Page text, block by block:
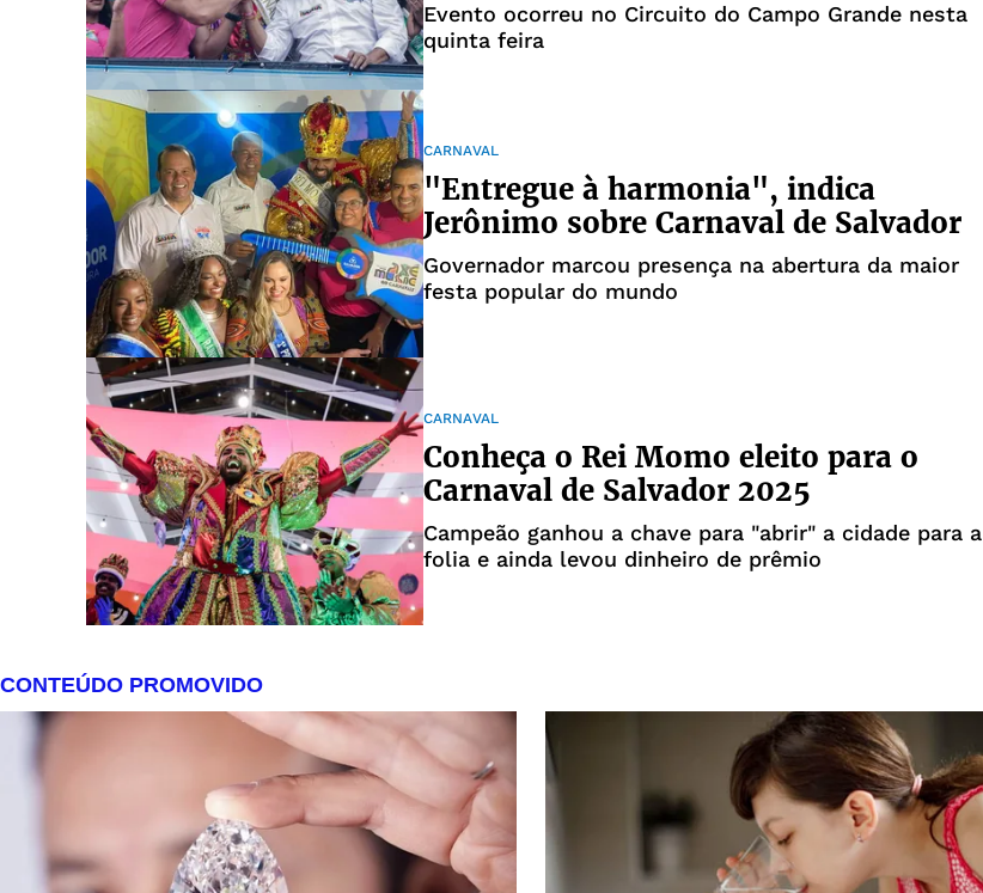
Evento ocorreu no Circuito do Campo Grande nesta
quinta feira
CARNAVAL
"Entregue à harmonia", indica
Jerônimo sobre Carnaval de Salvador
Governador marcou presença na abertura da maior
festa popular do mundo
CARNAVAL
Conheça o Rei Momo eleito para o
Carnaval de Salvador 2025
Campeão ganhou a chave para "abrir" a cidade para a
folia e ainda levou dinheiro de prêmio